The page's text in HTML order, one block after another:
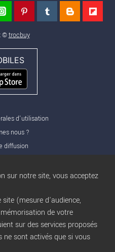
©trocbuy
d'utilisation
nous ?
diffusion
Pro
Policy
sur notre site, vous acceptez
(mesure d'audience,
de votre
sur des services proposés
ne sont activés que si vous